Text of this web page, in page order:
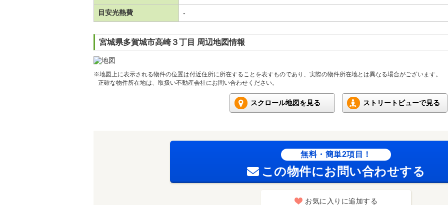
目安光熱費 -
宮城県多賀城市高崎３丁目 周辺地図情報
※地図上に表示される物件の位置は付近住所に所在することを表すものであり、実際の物件所在地とは異なる場合がございます。
正確な物件所在地は、取扱い不動産会社にお問い合わせください。
スクロール地図を見る ストリートビューで見る
無料・簡単2項目！
この物件にお問い合わせする
お気に入りに追加する